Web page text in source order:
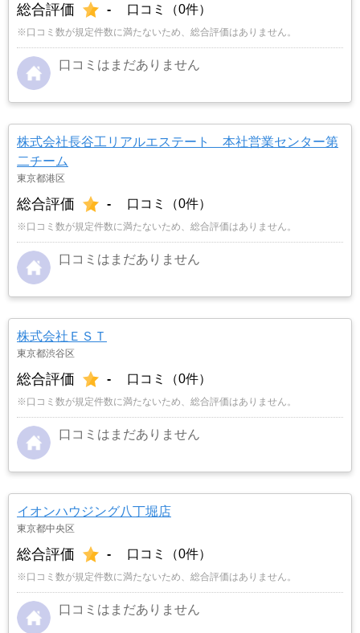
総合評価 - 口コミ（0件）
※口コミ数が規定件数に満たないため、総合評価はありません。
口コミはまだありません
株式会社長谷工リアルエステート 本社営業センター第
二チーム
東京都港区
総合評価 - 口コミ（0件）
※口コミ数が規定件数に満たないため、総合評価はありません。
口コミはまだありません
株式会社ＥＳＴ
東京都渋谷区
総合評価 - 口コミ（0件）
※口コミ数が規定件数に満たないため、総合評価はありません。
口コミはまだありません
イオンハウジング八丁堀店
東京都中央区
総合評価 - 口コミ（0件）
※口コミ数が規定件数に満たないため、総合評価はありません。
口コミはまだありません